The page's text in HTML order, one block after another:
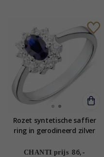
Rozet syntetische saffier
ring in gerodineerd zilver
CHANTI prijs 86,-